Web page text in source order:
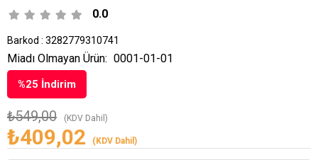
0.0
Barkod : 3282779310741
%25 İndirim
₺549,00 (KDV Dahil)
₺409,02 (KDV Dahil)
Miadı Olmayan Ürün: 0001-01-01